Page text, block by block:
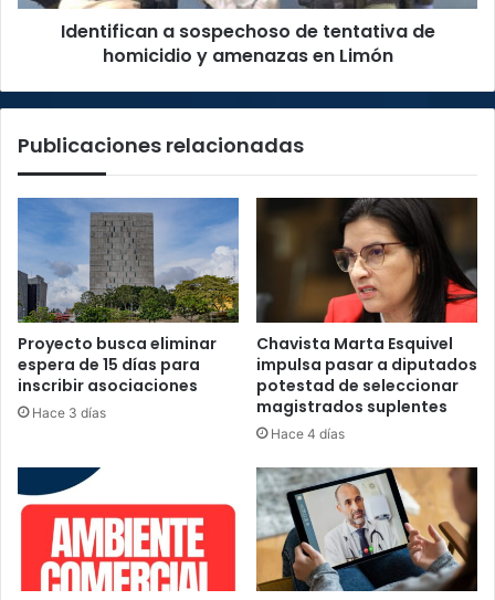
amenazas
Identifican a sospechoso de tentativa de
homicidio y amenazas en Limón
Publicaciones relacionadas
Proyecto busca eliminar
espera de 15 días para
inscribir asociaciones
Hace 3 días
Chavista Marta Esquivel
impulsa pasar a diputados
potestad de seleccionar
magistrados suplentes
Hace 4 días